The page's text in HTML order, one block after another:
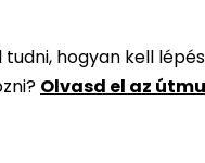
tudni, hogyan kell
Olvasd el az